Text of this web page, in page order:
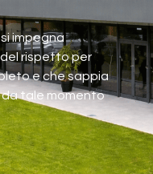
impegna
rispetto per
e che sappia
tale momento